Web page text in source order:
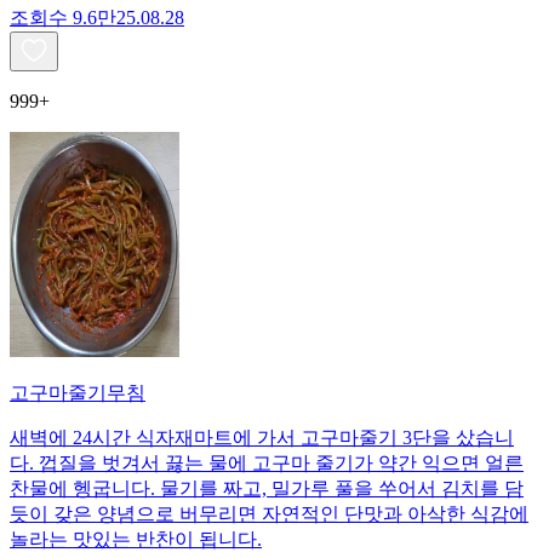
조회수 9.6만25.08.28
999+
고구마줄기무침
새벽에 24시간 식자재마트에 가서 고구마줄기 3단을 샀습니
다. 껍질을 벗겨서 끓는 물에 고구마 줄기가 약간 익으면 얼른
찬물에 헹굽니다. 물기를 짜고, 밀가루 풀을 쑤어서 김치를 담
듯이 갖은 양념으로 버무리면 자연적인 단맛과 아삭한 식감에
놀라는 맛있는 반찬이 됩니다.